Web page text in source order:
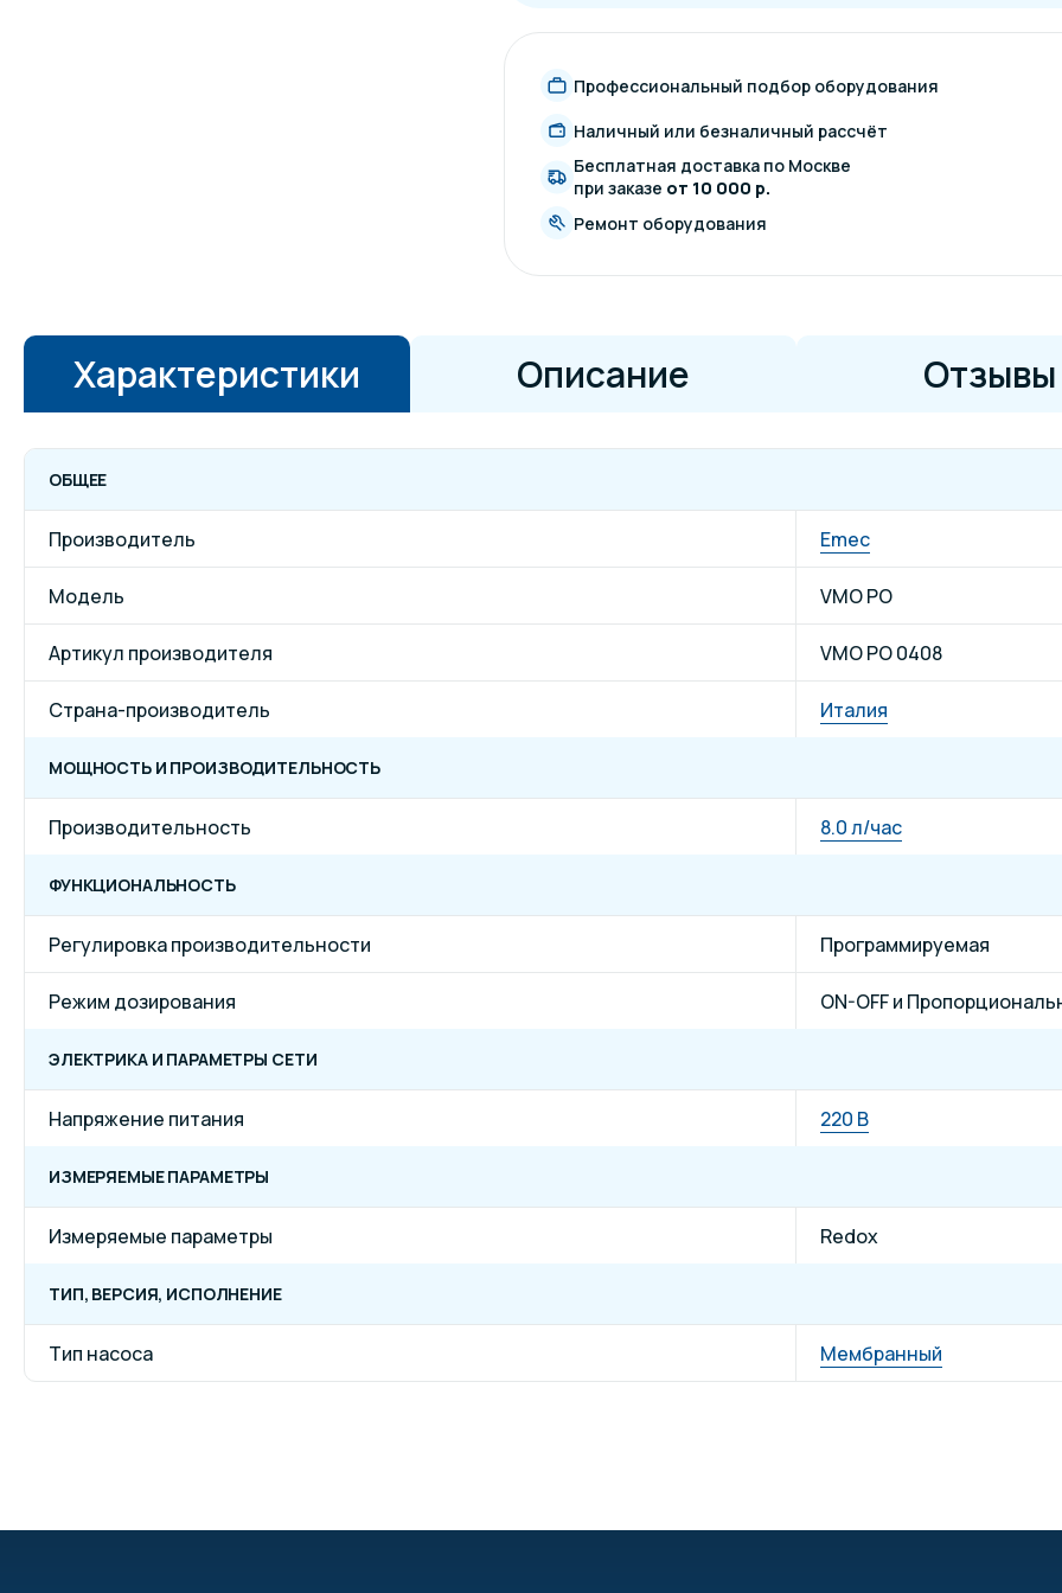
Профессиональный подбор оборудования
Наличный или безналичный рассчёт
Бесплатная доставка по Москве
при заказе от 10 000 р.
Ремонт оборудования
Характеристики Описание Отзывы
ОБЩЕЕ
Производитель Emec
Модель VMO PO
Артикул производителя VMO PO 0408
Страна-производитель Италия
МОЩНОСТЬ И ПРОИЗВОДИТЕЛЬНОСТЬ
Производительность 8.0 л/час
ФУНКЦИОНАЛЬНОСТЬ
Регулировка производительности Программируемая
Режим дозирования ON-OFF и
ЭЛЕКТРИКА И ПАРАМЕТРЫ СЕТИ
Напряжение питания 220 В
ИЗМЕРЯЕМЫЕ ПАРАМЕТРЫ
Измеряемые параметры Redox
ТИП, ВЕРСИЯ, ИСПОЛНЕНИЕ
Тип насоса Мембранный